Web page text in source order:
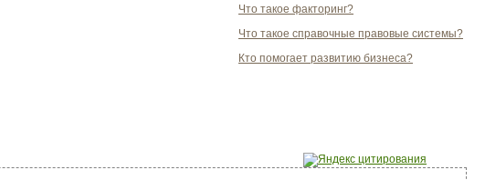
Что такое факторинг?
Что такое справочные правовые системы?
Кто помогает развитию бизнеса?